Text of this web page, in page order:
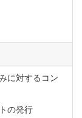
ます
に対するコン
の発行